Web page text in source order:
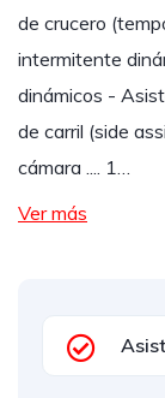
de crucero
intermitente
dinámicos -
de carril (side
cámara .... 1…
Ver más